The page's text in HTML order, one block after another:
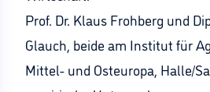
Prof. Dr. Klaus Frohberg und
Glauch, beide am Institut für
Mittel- und Osteuropa, Halle/